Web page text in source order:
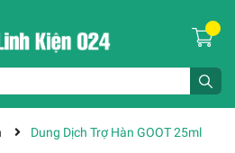
Dung Dịch Trợ Hàn GOOT 25ml